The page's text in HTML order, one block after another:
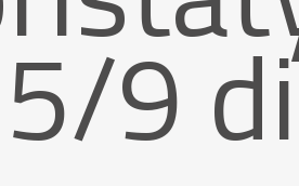
5/9